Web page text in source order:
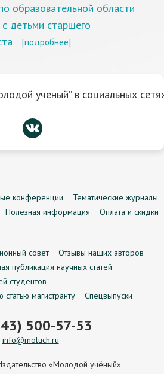
образовательной области
детьми старшего
[подробнее]
ученый” в социальных
конференции
Тематические журналы
Полезная информация
Оплата и скидки
совет
Отзывы наших авторов
публикация научных статей
студентов
магистранту
Спецвыпуски
500-57-53
info@moluch.ru
«Молодой учёный»